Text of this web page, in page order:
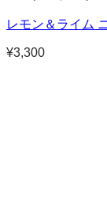
レモン＆ライム
¥3,300